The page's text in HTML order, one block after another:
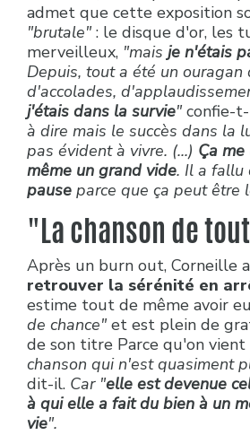
admet que cette exposition
"brutale": le disque d'or, les
merveilleux, "mais je n'étais
Depuis, tout a été un ouragan
d'accolades,
j'étais dans la survie"confie-
à dire mais le succès dans la
pas évident à vivre. (...) Ça
même un grand vide. Il a fallu
pause parce que ça peut être
"La chanson de
Après un burn out, Corneille
retrouver la sérénité en
estime tout de même avoir eu
de chance"et est plein de
de son titre Parce qu'on vient
chanson qui n'est quasiment
dit-il. Car "elle est devenue
à qui elle a fait du bien à un
vie".